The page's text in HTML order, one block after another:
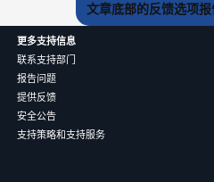
文章底部的反馈选项报
更多支持信息
联系支持部门
报告问题
提供反馈
安全公告
支持策略和支持服务